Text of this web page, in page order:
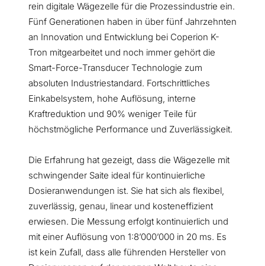
rein digitale Wägezelle für die Prozessindustrie ein.
Fünf Generationen haben in über fünf Jahrzehnten
an Innovation und Entwicklung bei Coperion K-
Tron mitgearbeitet und noch immer gehört die
Smart-Force-Transducer Technologie zum
absoluten Industriestandard. Fortschrittliches
Einkabelsystem, hohe Auflösung, interne
Kraftreduktion und 90% weniger Teile für
höchstmögliche Performance und Zuverlässigkeit.
Die Erfahrung hat gezeigt, dass die Wägezelle mit
schwingender Saite ideal für kontinuierliche
Dosieranwendungen ist. Sie hat sich als flexibel,
zuverlässig, genau, linear und kosteneffizient
erwiesen. Die Messung erfolgt kontinuierlich und
mit einer Auflösung von 1:8’000’000 in 20 ms. Es
ist kein Zufall, dass alle führenden Hersteller von